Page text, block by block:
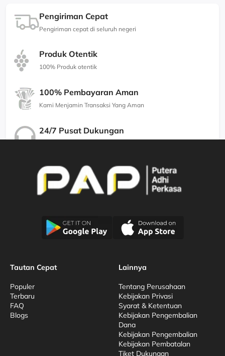
Pengiriman Cepat
Pengiriman cepat di seluruh negeri
Produk Otentik
100% Produk otentik
100% Pembayaran Aman
Kami Menjamin Transaksi Yang Aman
24/7 Pusat Dukungan
Tautan Cepat
Populer
Terbaru
FAQ
Blogs
Lainnya
Tentang Perusahaan
Kebijakan Privasi
Syarat & Ketentuan
Kebijakan Pengembalian
Dana
Kebijakan Pengembalian
Kebijakan Pembatalan
Tiket Dukungan